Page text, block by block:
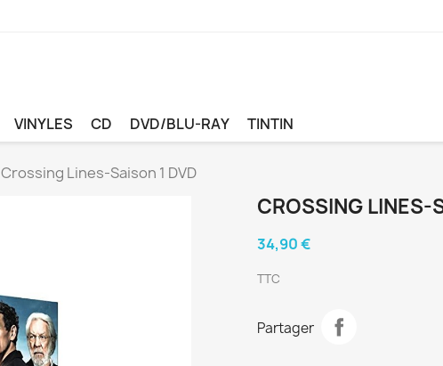
VINYLES CD DVD/BLU-RAY TINTIN
Crossing Lines-Saison 1 DVD
CROSSING LINES-
34,90 €
TTC
Partager